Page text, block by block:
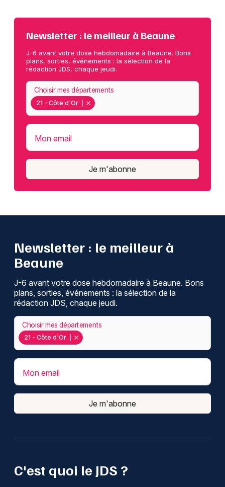
Newsletter : le meilleur à Beaune
J-6 avant votre dose hebdomadaire à Beaune. Bons
plans, sorties, événements : la sélection de la
rédaction JDS, chaque jeudi.
21 - Côte d'Or
Choisir mes départements
Mon email
Je m'abonne
C'est quoi le JDS ?
Newsletter : le meilleur à
Beaune
J-6 avant votre dose hebdomadaire à Beaune. Bons
plans, sorties, événements : la sélection de la
rédaction JDS, chaque jeudi.
21 - Côte d'Or
Choisir mes départements
Mon email
Je m'abonne